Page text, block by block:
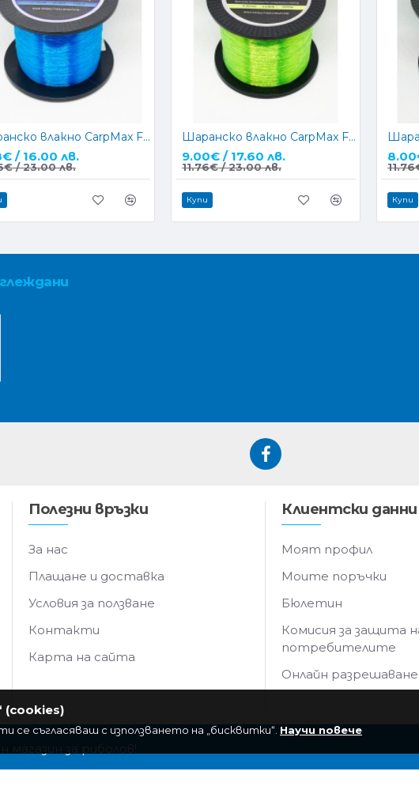
Шаранско влакно CarpMax FLUO BLUE 1000м.
/ 16.00 лв.
/ 23.00 лв.
Шаранско влакно CarpMax FLUO GREEN 1000м.
9.00€ / 17.60 лв.
11.76€ / 23.00 лв.
Купи Купи
Полезни връзки
За нас
Плащане и доставка
Условия за ползване
Контакти
Карта на сайта
Клиентски данни
Моят профил
Моите поръчки
Бюлетин
Комисия за защита
потребителите
Онлайн
магазин за риболов!
(cookies)
се съгласяваш с използването на „бисквитки“. Научи повече